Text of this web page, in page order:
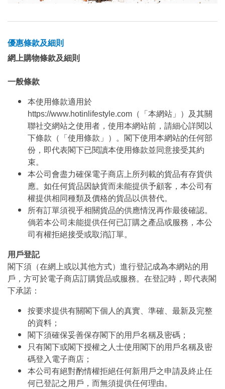
優惠條款及細則
網上購物條款及細則
一般條款
本使用條款適用於
https://www.hotinlifestyle.com（「本網站」）及其關
聯社交網站之使用者，使用本網站前，請細心詳閱以
下條款（「使用條款」）。閣下使用本網站的任何部
份，即代表閣下已閱讀本使用條款並同意接受其約
束。
本公司會盡力確保電子商店上所列載的貨品有存貨供
應。如任何貨品因缺貨而未能提供予顧客，本公司有
權提供相同種類及價格的貨品以供替代。
所有訂單須視乎相關貨品的供應情況再作最後確認。
倘若本公司未能提供任何已訂購之產品或服務，本公
司有權拒絕接受或取消訂單。
用戶登記
閣下須（在網上或以其他方式）進行登記成為本網站的用
戶，方可於電子商店訂購貨品或服務。在登記時，即代表閣
下承諾：
按要求提供有關閣下個人的真實、準確、最新及完整
的資料；
閣下須確保妥善保存閣下的用戶名稱及密碼；
只有閣下或閣下授權之人士使用閣下的用戶名稱及密
碼登入電子商店；
本公司有絕對酌情權拒絕任何新用戶之申請及終止任
何已登記之用戶，而無須提供任何理由。